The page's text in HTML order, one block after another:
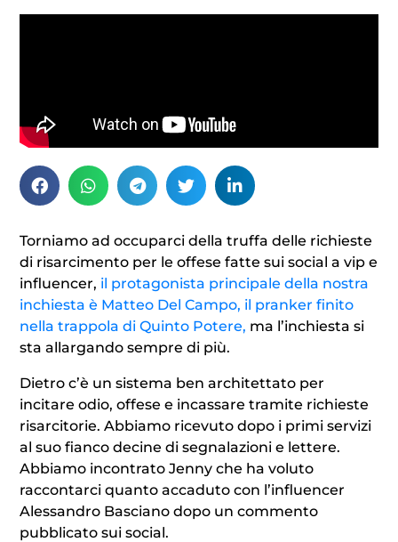
Torniamo ad occuparci della truffa delle richieste
di risarcimento per le offese fatte sui social a vip e
influencer, il protagonista principale della nostra
inchiesta è Matteo Del Campo, il pranker finito
nella trappola di Quinto Potere, ma l’inchiesta si
sta allargando sempre di più.
Dietro c’è un sistema ben architettato per
incitare odio, offese e incassare tramite richieste
risarcitorie. Abbiamo ricevuto dopo i primi servizi
al suo fianco decine di segnalazioni e lettere.
Abbiamo incontrato Jenny che ha voluto
raccontarci quanto accaduto con l’influencer
Alessandro Basciano dopo un commento
pubblicato sui social.